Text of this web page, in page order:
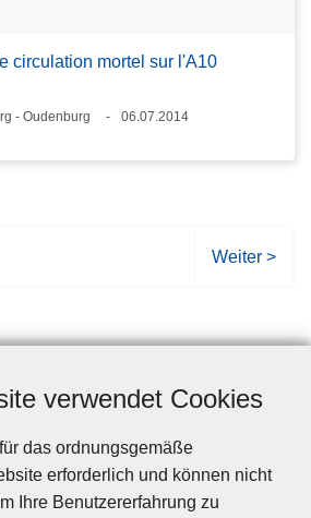
verwendet Cookies
das ordnungsgemäße
erforderlich und können nicht
Ihre Benutzererfahrung zu
circulation mortel sur l'A10
- Oudenburg
06.07.2014
N
h
t
e
i
Weiter >